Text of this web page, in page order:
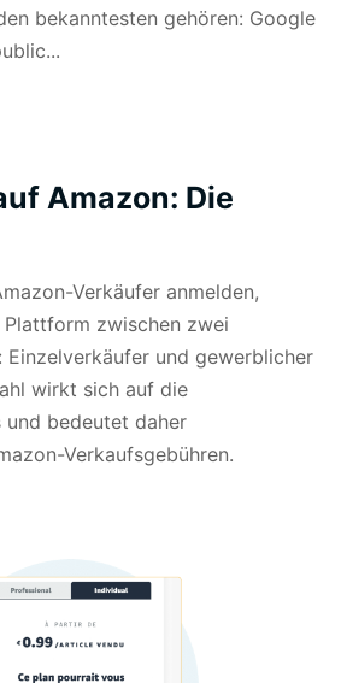
bekanntesten gehören: Google
Amazon: Die
Verkäufer anmelden,
zwischen zwei
Einzelverkäufer und gewerblicher
wirkt sich auf die
und bedeutet daher
Verkaufsgebühren.